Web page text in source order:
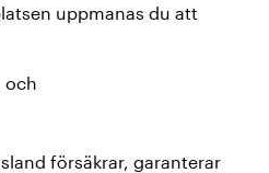
uppmanas du att
och
försäkrar, garanterar